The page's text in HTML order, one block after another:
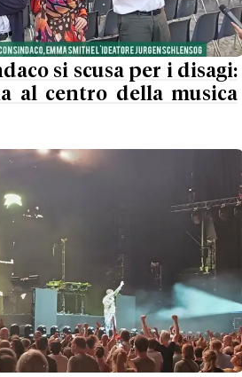
si scusa per i disagi:
al centro della musica